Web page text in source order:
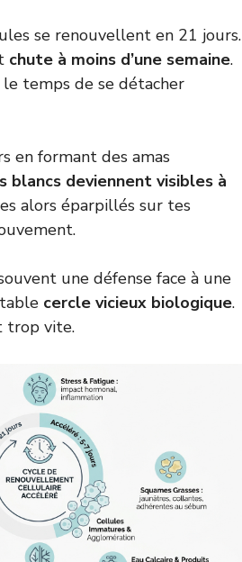
se renouvellent en 21 jours.
chute à moins d’une semaine.
temps de se détacher
en formant des amas
blancs deviennent visibles à
alors éparpillés sur tes
une défense face à une
cercle vicieux biologique.
trop vite.